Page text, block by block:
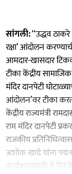
सांगली:‘‘उद्धव
रक्षा’ आंदोलन
आमदार-खासदार
टीका केंद्रीय
मंदिर दानपेटी
आंदोलन’वर टीका
केंद्रीय राज्यमंत्री
राम मंदिर दानपेटी
राजकीय
अशोक खाडे यांना
कार्यक्रमासाठी ते